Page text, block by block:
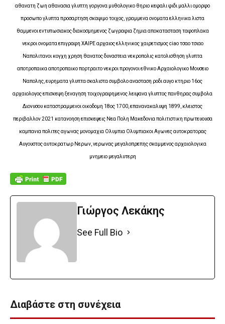
αθανατη ζωη αθανασια γλυπτη γοργονα μυθολογικο θηριο κεφαλι φιδι μαλλι ομορφο
προσωπο γλυπτα προσαρτηση σκαψιμο τοιχος, γραμμενα ονοματα ελληνικα λιστα
θαμμενοι εντυπωσιακος διακοσμημενος ζωγραφια ζημια αποκατασταση ταφοπλακα
νεκροι ονοματα επιγραφη ΧΑΙΡΕ αρχαιος ελληνικος χαιρετισμος ciao τσαο τσιαο
Ναπολιτανοι κογχη χρηση θανατος δυναστεια νεκροπολις κατολισθηση γλυπτα
αποτροπαικα αποτροπαικο πορτραιτο νεκροι προγονοι εθνικο Αρχαιολογικο Μουσειο
Ναπολης, ευρηματα γλυπτα σκαλιστα συμβολο ανασταση ροδι αυγο κτηριο 16ος
αρχαιολογος επισκεψη ξεναγηση τοιχογραφημενος λειψανα γλυπτος πανθηρας συμβολα
Διονυσου καταστραμμενοι οικοδομη 18ος 1700, επανανακαλυψη 1899, κλειστος
περιβαλλον 2021 κατανοηση επισκεψεις Νεα Πολη Μακεδονια πολιτιστικη πρωτευουσα
καμπανια πολιτες αγωνας μονομαχια Ολυμπια Ολυμπιακοι Αγωνες αυτοκρατορας
Αυγουστος αυτοκρατωρ Νερων, νερωνας μεγαλοπρεπης σκαμμενος αρχαιολογικα
μνημειο μεγαλυτερη
Γιώργος Λεκάκης
See Full Bio
Διαβάστε στη συνέχεια